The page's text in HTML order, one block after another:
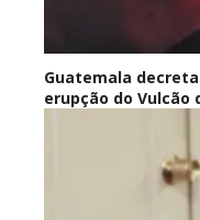
Guatemala
erupção do Vulcão